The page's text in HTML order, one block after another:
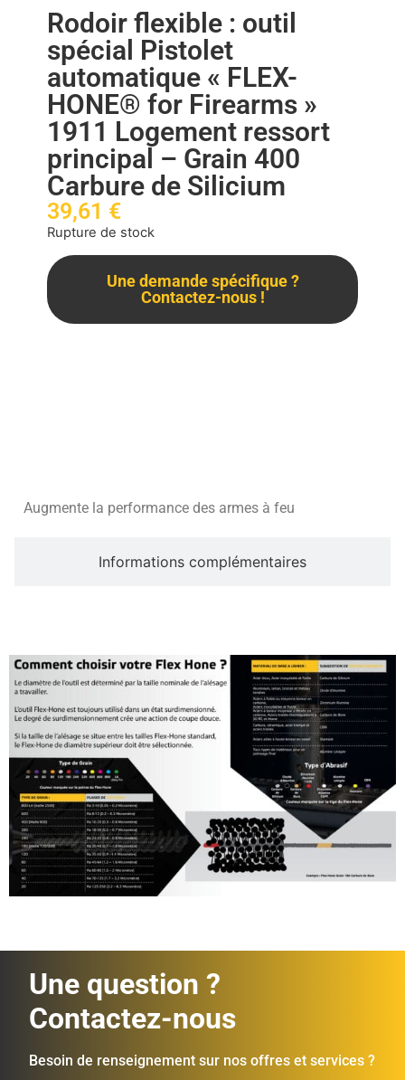
Rodoir flexible : outil
spécial Pistolet
automatique « FLEX-
HONE® for Firearms »
1911 Logement ressort
principal – Grain 400
Carbure de Silicium
39,61 €
Rupture de stock
Une demande spécifique ?
Contactez-nous !
Informations complémentaires
Augmente la performance des armes à feu
Une question ?
Contactez-nous
Besoin de renseignement sur nos offres et services ?